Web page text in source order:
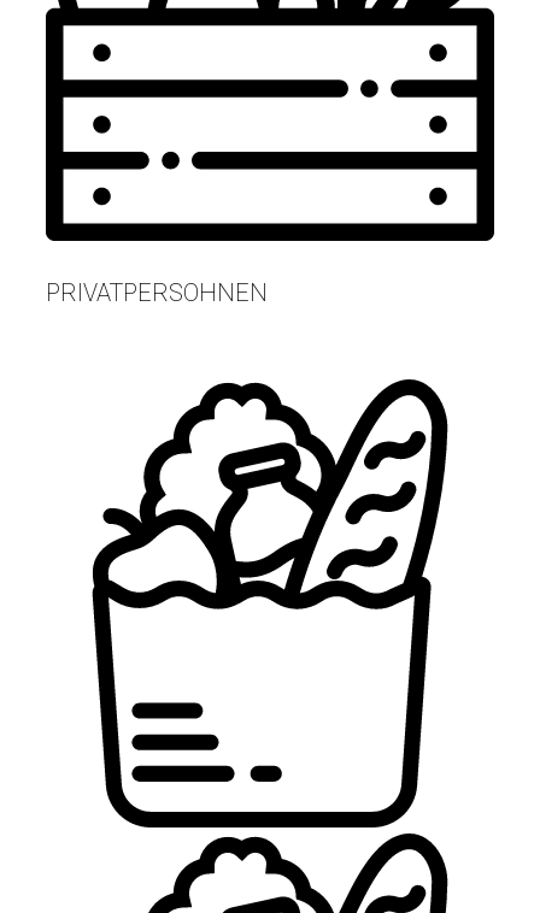
PRIVATPERSOHNEN